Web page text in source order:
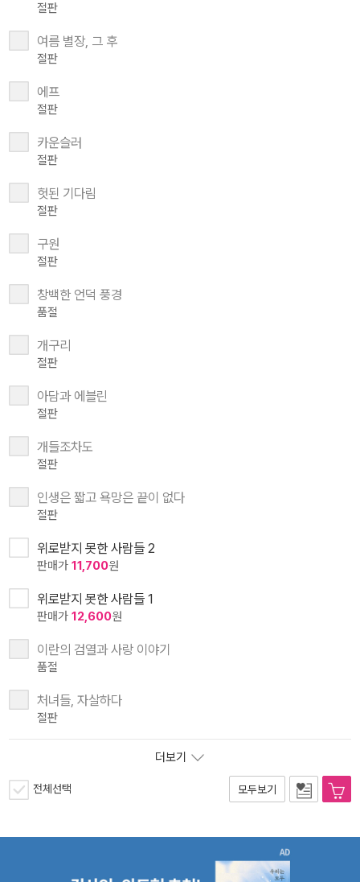
절판
여름 별장, 그 후
절판
에프
절판
카운슬러
절판
헛된 기다림
절판
구원
절판
창백한 언덕 풍경
품절
개구리
절판
아담과 에블린
절판
개들조차도
절판
인생은 짧고 욕망은 끝이 없다
절판
위로받지 못한 사람들 2
판매가 11,700원
위로받지 못한 사람들 1
판매가 12,600원
이란의 검열과 사랑 이야기
품절
처녀들, 자살하다
절판
더보기
전체선택 모두보기